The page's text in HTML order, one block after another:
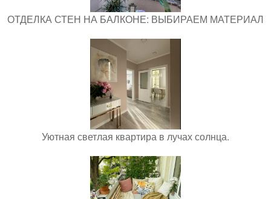
ОТДЕЛКА СТЕН НА БАЛКОНЕ: ВЫБИРАЕМ МАТЕРИАЛ
Уютная светлая квартира в лучах солнца.